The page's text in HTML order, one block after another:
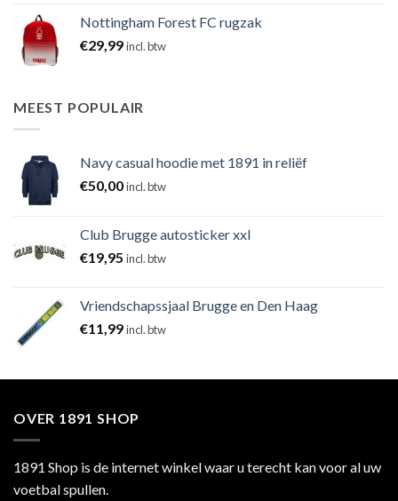
Nottingham Forest FC rugzak
€29,99incl. btw
MEEST POPULAIR
Navy casual hoodie met 1891 in reliëf
€50,00incl. btw
Club Brugge autosticker xxl
€19,95 incl. btw
Vriendschapssjaal Brugge en Den Haag
€11,99incl. btw
OVER 1891 SHOP
1891 Shop is de internet winkel waar u terecht kan voor al uw
voetbal spullen.